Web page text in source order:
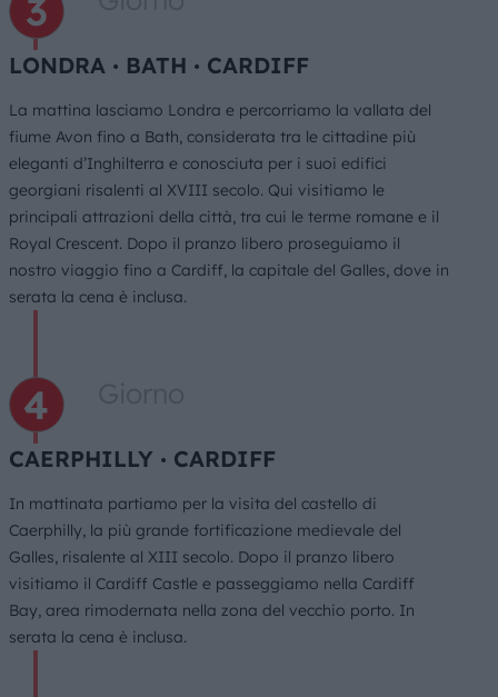
LONDRA ∙ BATH ∙ CARDIFF
La mattina lasciamo Londra e percorriamo la vallata del
fiume Avon fino a Bath, considerata tra le cittadine più
eleganti d’Inghilterra e conosciuta per i suoi edifici
georgiani risalenti al XVIII secolo. Qui visitiamo le
principali attrazioni della città, tra cui le terme romane e il
Royal Crescent. Dopo il pranzo libero proseguiamo il
nostro viaggio fino a Cardiff, la capitale del Galles, dove in
serata la cena è inclusa.
CAERPHILLY ∙ CARDIFF
In mattinata partiamo per la visita del castello di
Caerphilly, la più grande fortificazione medievale del
Galles, risalente al XIII secolo. Dopo il pranzo libero
visitiamo il Cardiff Castle e passeggiamo nella Cardiff
Bay, area rimodernata nella zona del vecchio porto. In
serata la cena è inclusa.